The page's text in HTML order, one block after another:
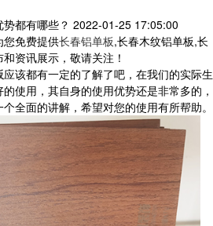
都有哪些？ 2022-01-25 17:05:00
您免费提供长春铝单板,长春木纹铝单板,长
资讯展示，敬请关注！
应该都有一定的了解了吧，在我们的实际生
使用，其自身的使用优势还是非常多的，
全面的讲解，希望对您的使用有所帮助。